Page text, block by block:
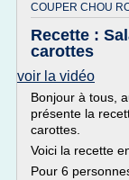
COUPER CHOU
Recette :
carottes
voir la vidéo
Bonjour à tous,
présente la
carottes.
Voici la recette
Pour 6